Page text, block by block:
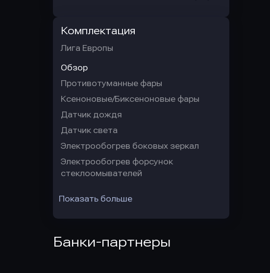
Комплектация
Лига Европы
Обзор
Противотуманные фары
Ксеноновые/Биксеноновые фары
Датчик дождя
Датчик света
Электрообогрев боковых зеркал
Электрообогрев форсунок
стеклоомывателей
Показать больше
Банки-партнеры